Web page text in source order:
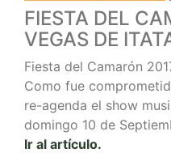
FIESTA DEL
VEGAS DE
Fiesta del Camarón
Como fue
re-agenda el show
domingo 10 de
Ir al artículo.